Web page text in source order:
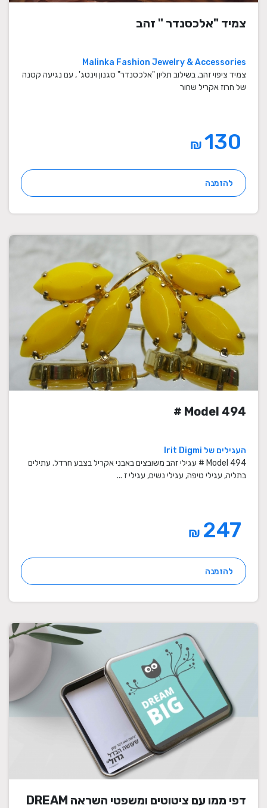
צמיד "אלכסנדר " זהב
Malinka Fashion Jewelry & Accessories
צמיד ציפוי זהב, בשילוב תליון "אלכסנדר" סגנון וינטג' , עם נגיעה קטנה
של חרוז אקריל שחור
₪
להזמנה
Model 494 #
העגילים של Irit Digmi
Model 494 # עגילי זהב משובצים באבני אקריל בצבע חרדל. עתילים
בתליה, עגילי טיפה, עגילי נשים, עגילי ז ...
₪
להזמנה
דפי ממו עם ציטוטים ומשפטי השראה DREAM